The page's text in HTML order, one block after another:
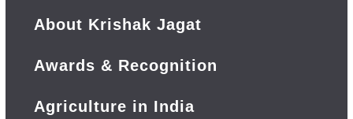
About Krishak Jagat
Awards & Recognition
Agriculture in India